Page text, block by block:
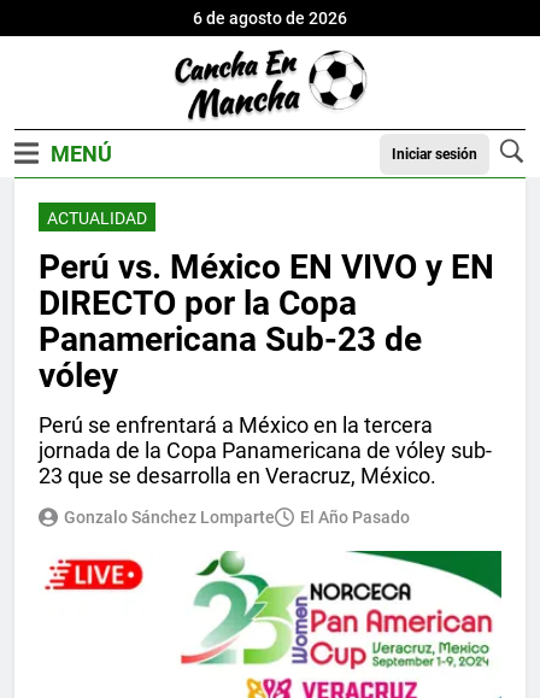
6 de agosto de 2026
Iniciar sesión
ACTUALIDAD
Perú vs. México EN VIVO y EN
DIRECTO por la Copa
Panamericana Sub-23 de
vóley
Perú se enfrentará a México en la tercera
jornada de la Copa Panamericana de vóley sub-
23 que se desarrolla en Veracruz, México.
Gonzalo Sánchez Lomparte El Año Pasado